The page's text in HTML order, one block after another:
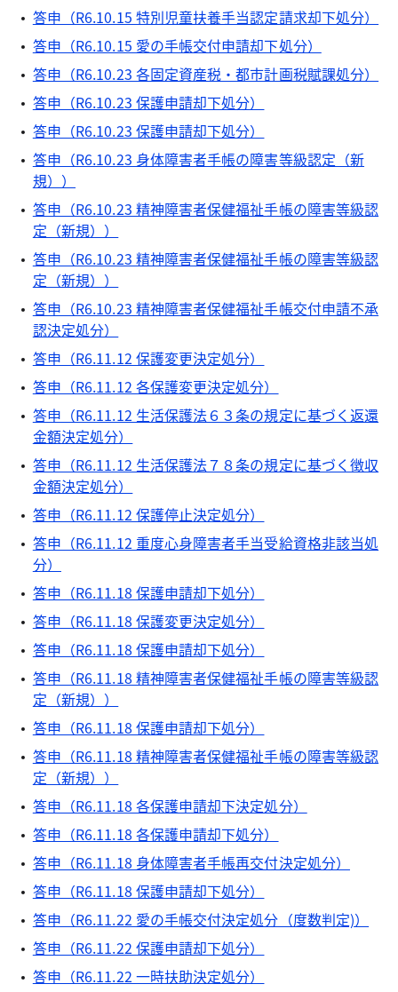
答申（R6.10.15 特別児童扶養手当認定請求却下処分）
答申（R6.10.15 愛の手帳交付申請却下処分）
答申（R6.10.23 各固定資産税・都市計画税賦課処分）
答申（R6.10.23 保護申請却下処分）
答申（R6.10.23 保護申請却下処分）
答申（R6.10.23 身体障害者手帳の障害等級認定（新
規））
答申（R6.10.23 精神障害者保健福祉手帳の障害等級認
定（新規））
答申（R6.10.23 精神障害者保健福祉手帳の障害等級認
定（新規））
答申（R6.10.23 精神障害者保健福祉手帳交付申請不承
認決定処分）
答申（R6.11.12 保護変更決定処分）
答申（R6.11.12 各保護変更決定処分）
答申（R6.11.12 生活保護法６３条の規定に基づく返還
金額決定処分）
答申（R6.11.12 生活保護法７８条の規定に基づく徴収
金額決定処分）
答申（R6.11.12 保護停止決定処分）
答申（R6.11.12 重度心身障害者手当受給資格非該当処
分）
答申（R6.11.18 保護申請却下処分）
答申（R6.11.18 保護変更決定処分）
答申（R6.11.18 保護申請却下処分）
答申（R6.11.18 精神障害者保健福祉手帳の障害等級認
定（新規））
答申（R6.11.18 保護申請却下処分）
答申（R6.11.18 精神障害者保健福祉手帳の障害等級認
定（新規））
答申（R6.11.18 各保護申請却下決定処分）
答申（R6.11.18 各保護申請却下処分）
答申（R6.11.18 身体障害者手帳再交付決定処分）
答申（R6.11.18 保護申請却下処分）
答申（R6.11.22 愛の手帳交付決定処分（度数判定)）
答申（R6.11.22 保護申請却下処分）
答申（R6.11.22 一時扶助決定処分）